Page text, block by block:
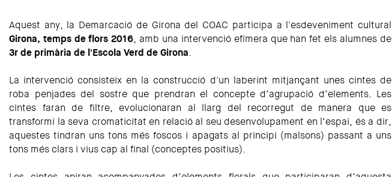
Aquest any, la Demarcació de Girona del COAC participa a l'esdeveniment cultural
Girona, temps de flors 2016, amb una intervenció efímera que han fet els alumnes de
3r de primària de l'Escola Verd de Girona.
La intervenció consisteix en la construcció d'un laberint mitjançant unes cintes de
roba penjades del sostre que prendran el concepte d’agrupació d’elements. Les
cintes faran de filtre, evolucionaran al llarg del recorregut de manera que es
transformi la seva cromaticitat en relació al seu desenvolupament en l’espai, és a dir,
aquestes tindran uns tons més foscos i apagats al principi (malsons) passant a uns
tons més clars i vius cap al final (conceptes positius).